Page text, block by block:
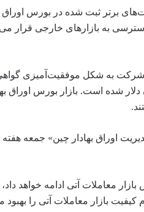
برتر ثبت شده در بورس
به بازارهای خارجی قرار
بر اساس داده‌ها، تا تاریخ ۱۳ آوریل، ۱۴ شرکت
سهم هر کدام ۳۶۰ میلیون دلار شده
اوراق بهادار چین» جمعه هفته
معاملات آتی ادامه
بازار معاملات آتی را